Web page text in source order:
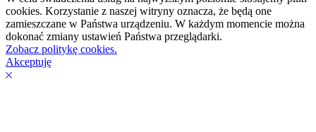
cookies. Korzystanie z naszej witryny oznacza, że będą one
zamieszczane w Państwa urządzeniu. W każdym momencie można
dokonać zmiany ustawień Państwa przeglądarki.
Zobacz politykę cookies.
Akceptuję